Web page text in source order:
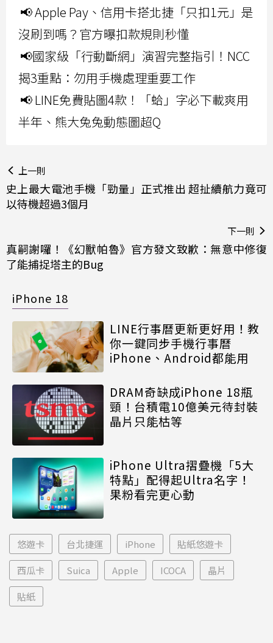
📢 Apple Pay、信用卡搭北捷「只扣1元」是
沒刷到嗎？官方曝扣款規則秒懂
📢國家級「行動斷網」演習完整指引！NCC
揭3重點：勿用手機處理重要工作
📢 LINE免費貼圖4款！「蛤」字必下載爽用
半年、熊大兔兔動態圖超Q
上一則
史上最大電池手機「勁量」正式推出 超扯續航力竟可
以待機超過3個月
下一則
真嗣謝囉！《幻獸帕魯》官方發文致歉：無意中修復
了能捕捉塔主的Bug
iPhone 18
LINE行事曆更新更好用！教
你一鍵同步手機行事曆
iPhone、Android都能用
DRAM奇缺成iPhone 18瓶
頸！台積電10億美元待封裝
晶片只能枯等
iPhone Ultra摺疊機「5大
特點」配得起Ultra名字！
果粉看完更心動
悠遊卡 台北捷運 iPhone 貼紙悠遊卡
西瓜卡 Suica Apple ICOCA 晶片
貼紙